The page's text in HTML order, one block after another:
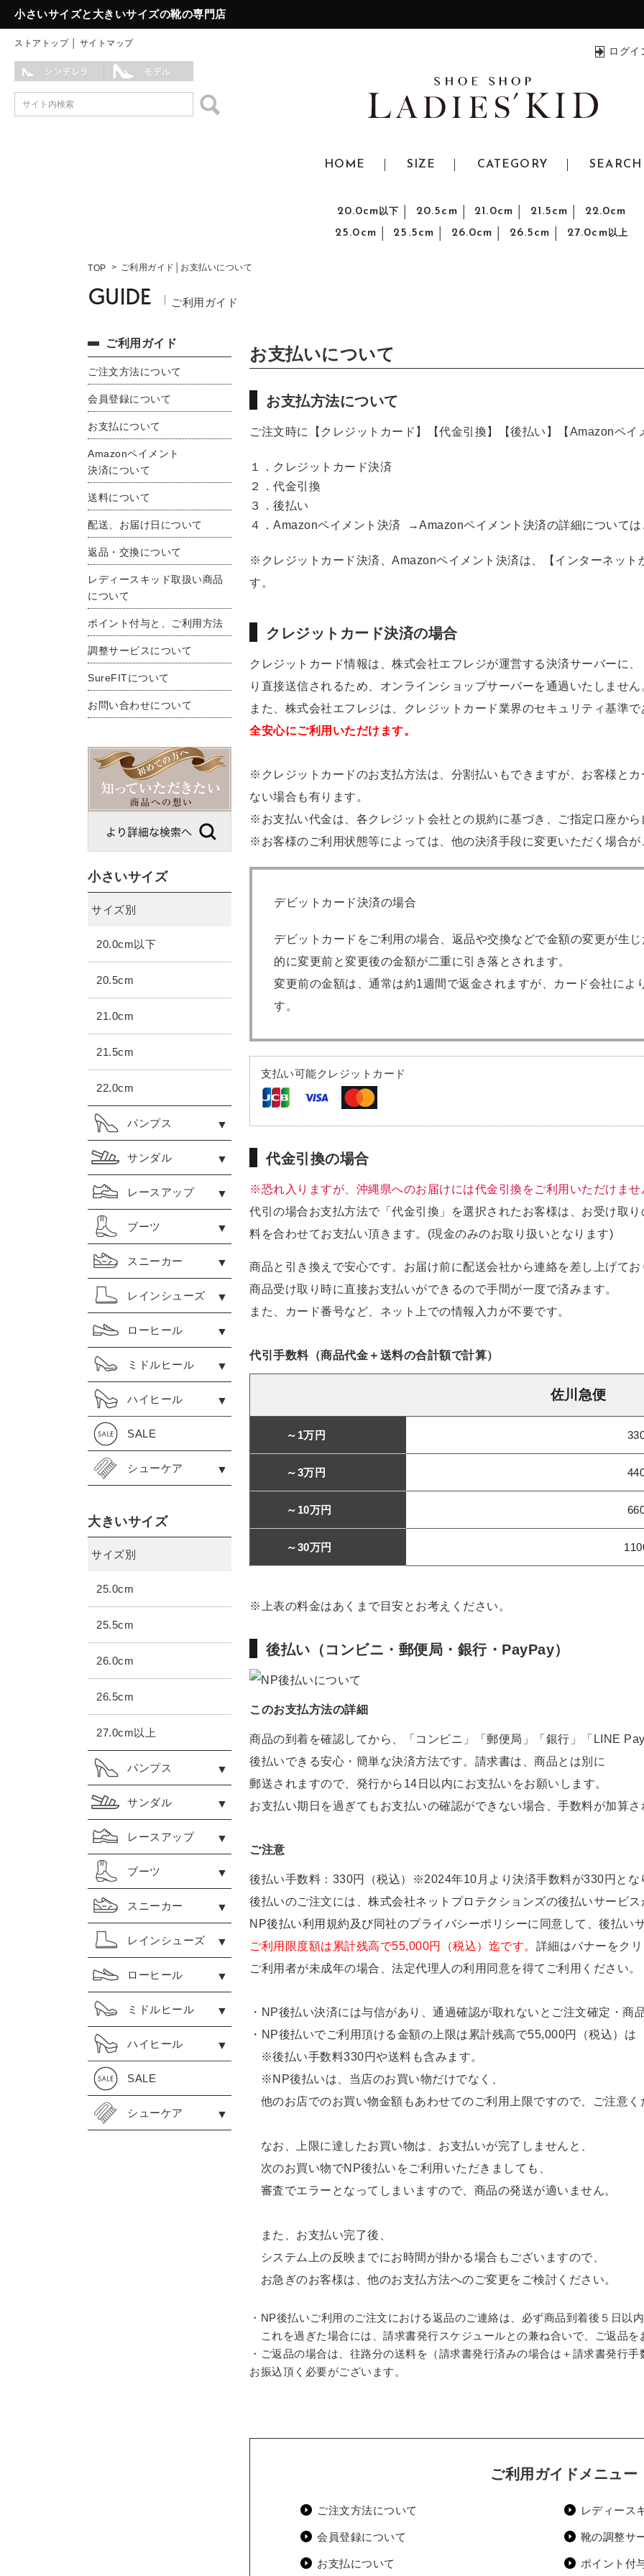
小さいサイズと大きいサイズの靴の専門店
ストアトップ│ サイトマップ
ログイ
HOME SIZE CATEGORY SEARCH
20.0cm以下 20.5cm 21.0cm 21.5cm
22.0cm
25.0cm
25.5cm 26.0cm 26.5cm 27.0cm以上
TOP ご利用ガイド│お支払いについて
ご利用ガイド
ご利用ガイド
ご注文方法について
会員登録について
お支払について
Amazonペイメント
決済について
送料について
配送、お届け日について
返品・交換について
レディースキッド取扱い商品
について
ポイント付与と、ご利用方法
調整サービスについて
SureFITについて
お問い合わせについて
小さいサイズ
サイズ別
20.0cm以下
20.5cm
21.0cm
21.5cm
22.0cm
パンプス
サンダル
レースアップ
ブーツ
スニーカー
レインシューズ
ローヒール
ミドルヒール
ハイヒール
SALE
シューケア
大きいサイズ
サイズ別
25.0cm
25.5cm
26.0cm
26.5cm
27.0cm以上
パンプス
サンダル
レースアップ
ブーツ
スニーカー
レインシューズ
ローヒール
ミドルヒール
ハイヒール
SALE
シューケア
お支払いについて
お支払方法について
ご注文時に【クレジットカード】【代金引換】【後払い】【Amazonペイ
１．クレジットカード決済
２．代金引換
３．後払い
４．Amazonペイメント決済
→Amazonペイメント決済の詳細については
※クレジットカード決済、Amazonペイメント決済は、【インターネット
す。
クレジットカード決済の場合
クレジットカード情報は、株式会社エフレジが運営する決済サーバーに
り直接送信されるため、オンラインショップサーバーを通過いたしません
また、株式会社エフレジは、クレジットカード業界のセキュリティ基準
全安心にご利用いただけます。
※クレジットカードのお支払方法は、分割払いもできますが、お客様と
ない場合も有ります。
※お支払い代金は、各クレジット会社との規約に基づき、ご指定口座から
※お客様のご利用状態等によっては、他の決済手段に変更いただく場合が
デビットカード決済の場合
デビットカードをご利用の場合、返品や交換などで金額の変更が生
的に変更前と変更後の金額が二重に引き落とされます。
変更前の金額は、通常は約1週間で返金されますが、カード会社によ
す。
支払い可能クレジットカード
代金引換の場合
※恐れ入りますが、沖縄県へのお届けには代金引換をご利用いただけませ
代引の場合お支払方法で「代金引換」を選択されたお客様は、お受け取
料を合わせてお支払い頂きます。(現金のみのお取り扱いとなります)
商品と引き換えで安心です。お届け前に配送会社から連絡を差し上げてお
商品受け取り時に直接お支払いができるので手間が一度で済みます。
また、カード番号など、ネット上での情報入力が不要です。
代引手数料（商品代金＋送料の合計額で計算）
佐川急便
～1万円
～3万円
～10万円
～30万円
※上表の料金はあくまで目安とお考えください。
後払い（コンビニ・郵便局・銀行・PayPay）
このお支払方法の詳細
商品の到着を確認してから、「コンビニ」「郵便局」「銀行」「LINE
後払いできる安心・簡単な決済方法です。請求書は、商品とは別に
郵送されますので、発行から14日以内にお支払いをお願いします。
お支払い期日を過ぎてもお支払いの確認ができない場合、手数料が加算さ
ご注意
後払い手数料：330円（税込）※2024年10月より決済手数料が330円とな
後払いのご注文には、 株式会社ネットプロテクションズの後払いサービス
NP後払い利用規約及び同社のプライバシーポリシーに同意して、後払い
ご利用限度額は累計残高で55,000円（税込）迄です。 詳細はバナーをク
ご利用者が未成年の場合、法定代理人の利用同意を得てご利用ください。
・NP後払い決済には与信があり、通過確認が取れないとご注文確定・商
・NP後払いでご利用頂ける金額の上限は累計残高で55,000円（税込）は
※後払い手数料330円や送料も含みます。
※NP後払いは、当店のお買い物だけでなく、
他のお店でのお買い物金額もあわせてのご利用上限ですので、ご注意く
なお、上限に達したお買い物は、お支払いが完了しませんと、
次のお買い物でNP後払いをご利用いただきましても、
審査でエラーとなってしまいますので、商品の発送が適いません。
また、お支払い完了後、
システム上の反映までにお時間が掛かる場合もございますので、
お急ぎのお客様は、他のお支払方法へのご変更をご検討ください。
・NP後払いご利用のご注文における返品のご連絡は、必ず商品到着後５日以
これを過ぎた場合には、請求書発行スケジュールとの兼ね合いで、ご返品を
・ご返品の場合は、往路分の送料を（請求書発行済みの場合は＋請求書発行
お振込頂く必要がございます。
ご利用ガイドメニュー
ご注文方法について
会員登録について
お支払について
レディース
靴の調整サ
ポイント付